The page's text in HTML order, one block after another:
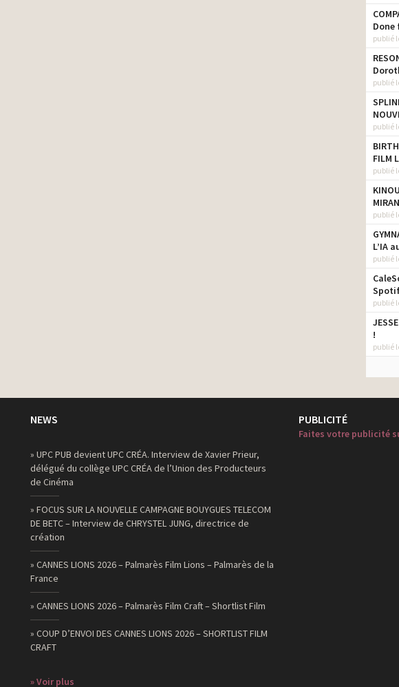
Done
publié
publié
publié
FILM
publié
publié
L’IA
publié
publié
!
publié
NEWS
» UPC PUB devient UPC CRÉA. Interview de Xavier Prieur,
délégué du collège UPC CRÉA de l’Union des Producteurs
de Cinéma
» FOCUS SUR LA NOUVELLE CAMPAGNE BOUYGUES TELECOM
DE BETC – Interview de CHRYSTEL JUNG, directrice de
création
» CANNES LIONS 2026 – Palmarès Film Lions – Palmarès de la
France
» CANNES LIONS 2026 – Palmarès Film Craft – Shortlist Film
» COUP D’ENVOI DES CANNES LIONS 2026 – SHORTLIST FILM
CRAFT
» Voir plus
PUBLICITÉ
Faites votre publicité